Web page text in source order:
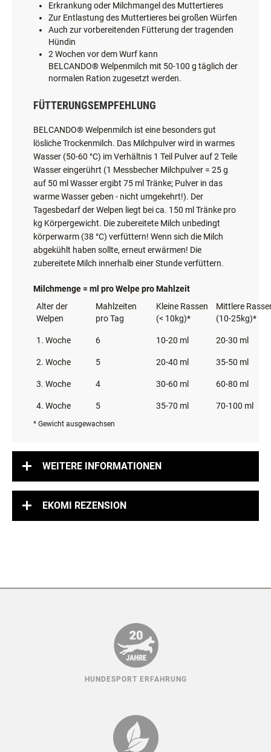
Erkrankung oder Milchmangel des Muttertieres
Zur Entlastung des Muttertieres bei großen Würfen
Auch zur vorbereitenden Fütterung der tragenden
Hündin
2 Wochen vor dem Wurf kann
BELCANDO®Welpenmilch mit 50-100 g täglich der
normalen Ration zugesetzt werden.
FÜTTERUNGSEMPFEHLUNG
BELCANDO® Welpenmilch ist eine besonders gut
lösliche Trockenmilch. Das Milchpulver wird in warmes
Wasser (50-60 °C) im Verhältnis 1 Teil Pulver auf 2 Teile
Wasser eingerührt (1 Messbecher Milchpulver = 25 g
auf 50 ml Wasser ergibt 75 ml Tränke; Pulver in das
warme Wasser geben - nicht umgekehrt!). Der
Tagesbedarf der Welpen liegt bei ca. 150 ml Tränke pro
kg Körpergewicht. Die zubereitete Milch unbedingt
körperwarm (38 °C) verfüttern! Wenn sich die Milch
abgekühlt haben sollte, erneut erwärmen! Die
zubereitete Milch innerhalb einer Stunde verfüttern.
Milchmenge = ml pro Welpe pro Mahlzeit
Alter der
Welpen
Mahlzeiten
pro Tag
Kleine Rassen
(< 10kg)*
Mittlere
(10-25kg)*
1. Woche 6 10-20 ml 20-30 ml
2. Woche 5 20-40 ml 35-50 ml
3. Woche 4 30-60 ml 60-80 ml
4. Woche 5 35-70 ml 70-100 ml
* Gewicht ausgewachsen
WEITERE INFORMATIONEN
EKOMI REZENSION
HUNDESPORT ERFAHRUNG